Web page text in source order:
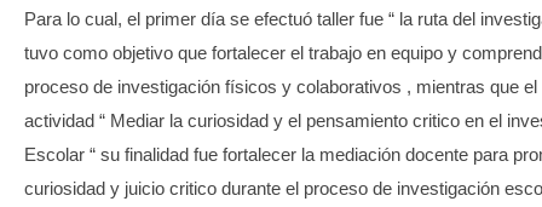
Para lo cual, el primer día se efectuó taller fue “ la ruta del
tuvo como objetivo que fortalecer el trabajo en equipo y
proceso de investigación físicos y colaborativos , mientras que el
actividad “ Mediar la curiosidad y el pensamiento critico en el
Escolar “ su finalidad fue fortalecer la mediación docente para
curiosidad y juicio critico durante el proceso de investigación